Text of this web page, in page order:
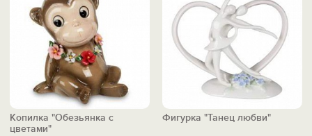
Копилка "Обезьянка с
цветами"
Фигурка "Танец любви"